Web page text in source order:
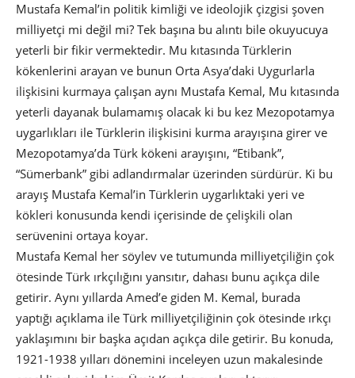
Mustafa Kemal’in politik kimliği ve ideolojik çizgisi şoven
milliyetçi mi değil mi? Tek başına bu alıntı bile okuyucuya
yeterli bir fikir vermektedir. Mu kıtasında Türklerin
kökenlerini arayan ve bunun Orta Asya’daki Uygurlarla
ilişkisini kurmaya çalışan aynı Mustafa Kemal, Mu kıtasında
yeterli dayanak bulamamış olacak ki bu kez Mezopotamya
uygarlıkları ile Türklerin ilişkisini kurma arayışına girer ve
Mezopotamya’da Türk kökeni arayışını, “Etibank”,
“Sümerbank” gibi adlandırmalar üzerinden sürdürür. Ki bu
arayış Mustafa Kemal’in Türklerin uygarlıktaki yeri ve
kökleri konusunda kendi içerisinde de çelişkili olan
serüvenini ortaya koyar.
Mustafa Kemal her söylev ve tutumunda milliyetçiliğin çok
ötesinde Türk ırkçılığını yansıtır, dahası bunu açıkça dile
getirir. Aynı yıllarda Amed’e giden M. Kemal, burada
yaptığı açıklama ile Türk milliyetçiliğinin çok ötesinde ırkçı
yaklaşımını bir başka açıdan açıkça dile getirir. Bu konuda,
1921-1938 yılları dönemini inceleyen uzun makalesinde